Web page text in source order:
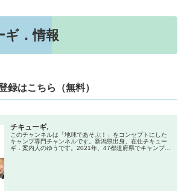
ギ．情報
録はこちら（無料）
チキューギ.
このチャンネルは「地球であそぶ！」をコンセプトにした
キャンプ専門チャンネルです。新潟県出身、在住チキュー
ギ．案内人のゆうです。2021年、47都道府県でキャンプを